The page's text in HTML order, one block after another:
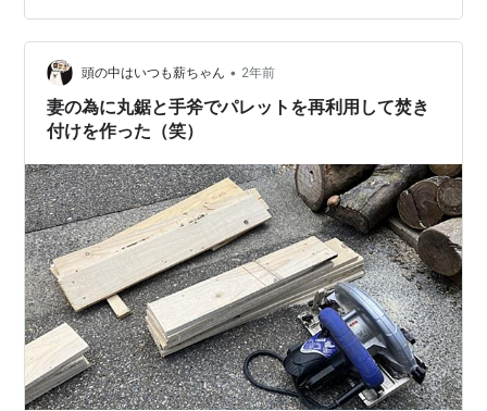
が、今使用している モデルより刃の径が大きいのと、
100Vのコード式で重たい。 当時は知識も無いからか？木
材以外にも釘程度なら金属も切ることが出来る 刃が標準
装着のモデルです。 これを無駄にしないで使うことにし
ます 使い方は、本来の丸鋸の…
頭の中はいつも薪ちゃん • 2年前
妻の為に丸鋸と手斧でパレットを再利用して焚き
付けを作った（笑）